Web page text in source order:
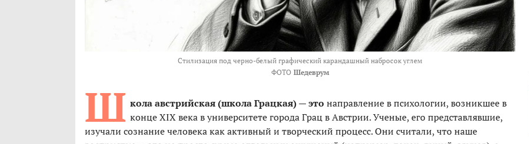
Стилизация под черно-белый графический карандашный набросок углем
ФОТО Шедеврум
Ш кола австрийская (школа Грацкая) — это направление в психологии, возникшее в
конце XIX века в университете города Грац в Австрии. Ученые, его представлявшие,
изучали сознание человека как активный и творческий процесс. Они считали, что наше